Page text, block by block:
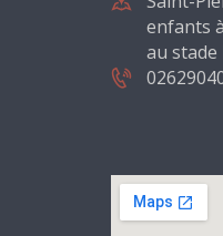
enfants
au stade